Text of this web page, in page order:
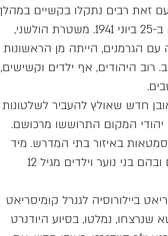
עם זאת רבים נתקלו בקשיים
הפינוי ונאלצו לשוב להולשני. העיירה נכבשה ב-25 ביוני 1941. משטרת הולשני,
עם הגרמנים, הייתה מן הראשונות
רוב היהודים, אף ילדים וקשישים,
חדש שאולץ להעביר לשלטונות
יהודי המקום התרוששו מרכושם.
באיזור בתי המדרש. מיד
אחר כך נצטווה היודנרט לשלוח 200 צעירים ובהם בני נוער וילדים מגיל 12
קומיסריאט ביילורוסיה לגנרל קומיסריאט
שנרצחו, נמלטו, בסיוע היודנרט